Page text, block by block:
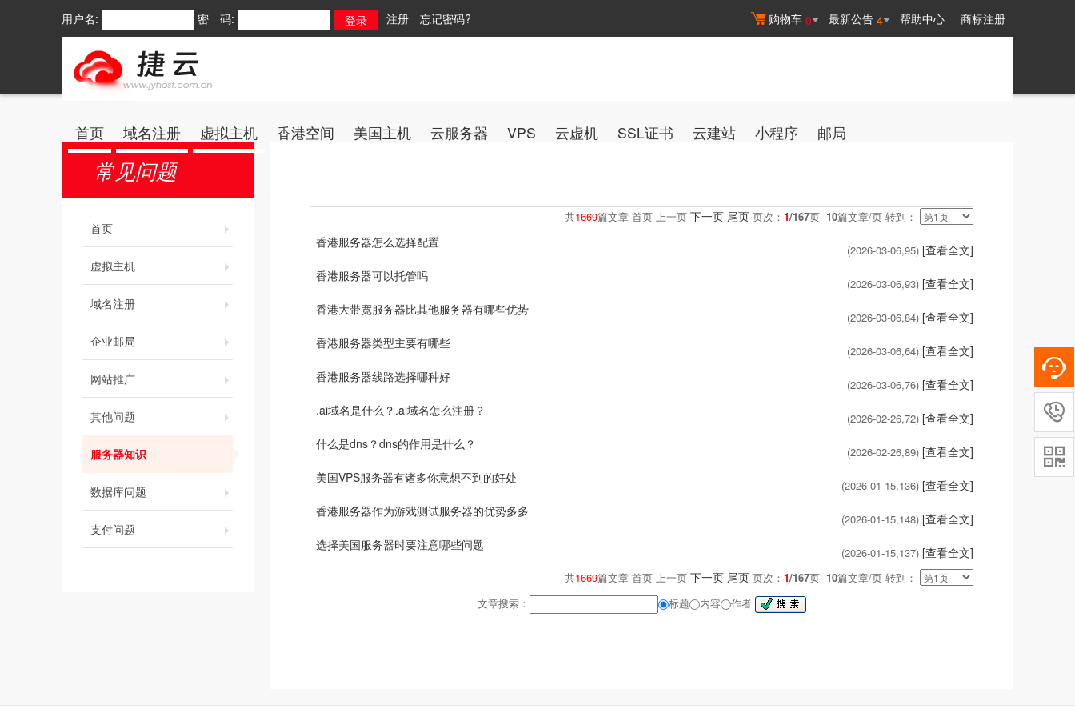
购物车 0 最新公告 4 帮助中心 商标注册
用户名: 密 码: 注册 忘记密码?
首页 域名注册 虚拟主机 香港空间 美国主机 云服务器 VPS 云虚机 SSL证书 云建站 小程序 邮局
常见问题
首页
虚拟主机
域名注册
企业邮局
网站推广
其他问题
服务器知识
数据库问题
支付问题
共1669篇文章 首页 上一页 下一页 尾页 页次： 1/167页 10篇文章/页 转到：
香港服务器怎么选择配置
(2026-03-06,95) [查看全文]
香港服务器可以托管吗
(2026-03-06,93) [查看全文]
香港大带宽服务器比其他服务器有哪些优势
(2026-03-06,84) [查看全文]
香港服务器类型主要有哪些
(2026-03-06,64) [查看全文]
香港服务器线路选择哪种好
(2026-03-06,76) [查看全文]
.ai域名是什么？.ai域名怎么注册？
(2026-02-26,72) [查看全文]
什么是dns？dns的作用是什么？
(2026-02-26,89) [查看全文]
美国VPS服务器有诸多你意想不到的好处
(2026-01-15,136) [查看全文]
香港服务器作为游戏测试服务器的优势多多
(2026-01-15,148) [查看全文]
选择美国服务器时要注意哪些问题
(2026-01-15,137) [查看全文]
共1669篇文章 首页 上一页 下一页 尾页 页次： 1/167页 10篇文章/页 转到：
文章搜索：
标题 内容 作者

